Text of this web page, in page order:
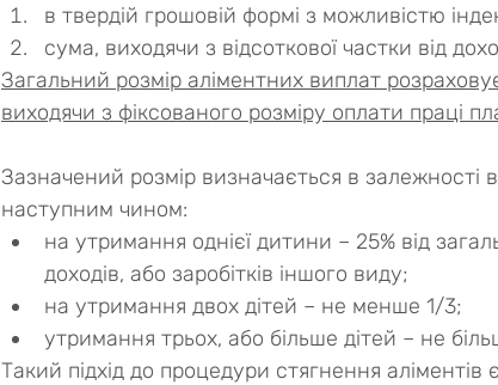
в твердій грошовій формі з можливістю
сума, виходячи з відсоткової частки від
Загальний розмір аліментних виплат
виходячи з фіксованого розміру оплати праці
Зазначений розмір визначається в залежності
наступним чином:
на утримання однієї дитини – 25% від
доходів, або заробітків іншого виду;
на утримання двох дітей – не менше 1/3;
утримання трьох, або більше дітей – не
Такий підхід до процедури стягнення